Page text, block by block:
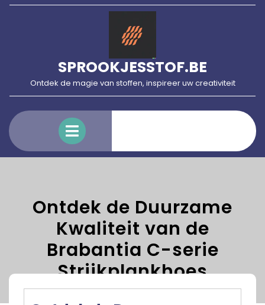
Skip
SPROOKJESSTOF.BE
Ontdek de magie van stoffen, inspireer uw creativiteit
Menu
Ontdek de Duurzame
Kwaliteit van de
Brabantia C-serie
Strijkplankhoes